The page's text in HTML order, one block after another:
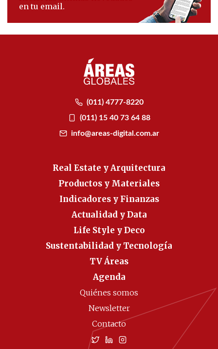
en tu email.
(011) 4777-8220
(011) 15 40 73 64 88
info@areas-digital.com.ar
Real Estate y Arquitectura
Productos y Materiales
Indicadores y Finanzas
Actualidad y Data
Life Style y Deco
Sustentabilidad y Tecnología
TV Áreas
Agenda
Quiénes somos
Newsletter
Contacto